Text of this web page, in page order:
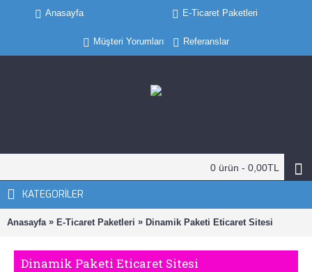
Anasayfa E-Ticaret Paketleri
Müşteri Yorumları Referanslar
0 ürün - 0,00TL
KATEGORILER
Anasayfa » E-Ticaret Paketleri » Dinamik Paketi Eticaret Sitesi
Dinamik Paketi Eticaret Sitesi